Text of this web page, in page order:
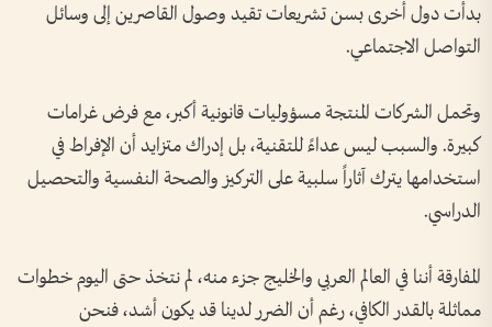
بدأت دول أخرى بسن تشريعات تقيد وصول القاصرين إلى وسائل
التواصل الاجتماعي.
وتحمل الشركات المنتجة مسؤوليات قانونية أكبر، مع فرض غرامات
كبيرة. والسبب ليس عداءً للتقنية، بل إدراك متزايد أن الإفراط في
استخدامها يترك آثاراً سلبية على التركيز والصحة النفسية والتحصيل
الدراسي.
المفارقة أننا في العالم العربي والخليج جزء منه، لم نتخذ حتى اليوم خطوات
مماثلة بالقدر الكافي، رغم أن الضرر لدينا قد يكون أشد، فنحن